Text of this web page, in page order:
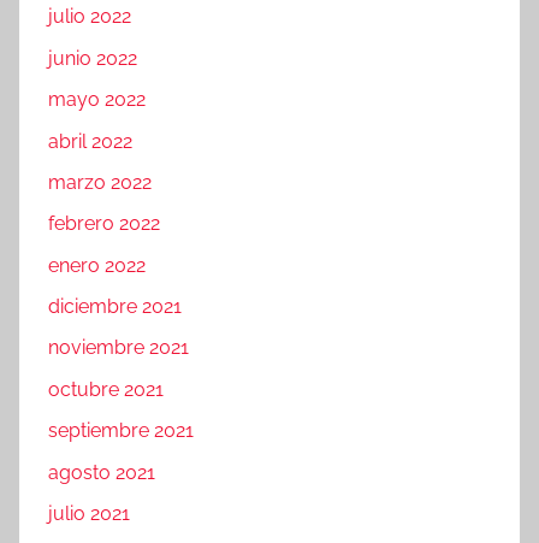
julio 2022
junio 2022
mayo 2022
abril 2022
marzo 2022
febrero 2022
enero 2022
diciembre 2021
noviembre 2021
octubre 2021
septiembre 2021
agosto 2021
julio 2021